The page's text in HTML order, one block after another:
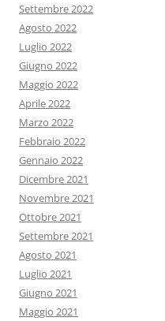
Settembre 2022
Agosto 2022
Luglio 2022
Giugno 2022
Maggio 2022
Aprile 2022
Marzo 2022
Febbraio 2022
Gennaio 2022
Dicembre 2021
Novembre 2021
Ottobre 2021
Settembre 2021
Agosto 2021
Luglio 2021
Giugno 2021
Maggio 2021